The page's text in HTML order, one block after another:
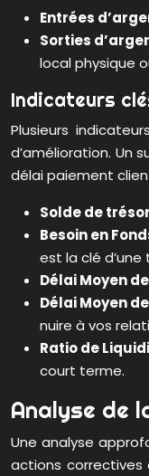
Entrées
Sorties
local physique
Indicateurs
Plusieurs
d’amélioration. Un
délai paiement
Solde de
Besoin en
est la clé d’une
Délai Moyen
Délai Moyen
nuire à vos
Ratio de
court terme.
Analyse de
Une analyse
actions correctives